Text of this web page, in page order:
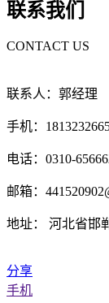
联系我们
CONTACT US
联系人：郭经理
手机：
电话：0310-
邮箱：
地址： 河北省邯
分享
手机